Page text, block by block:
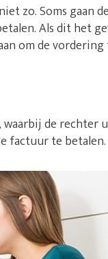
zo. Soms gaan
Als dit het
om de
waarbij de rechter
factuur te betalen.